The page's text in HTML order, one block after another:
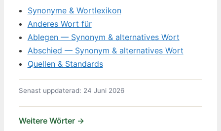
Synonyme & Wortlexikon
Anderes Wort für
Ablegen — Synonym & alternatives Wort
Abschied — Synonym & alternatives Wort
Quellen & Standards
Senast uppdaterad: 24 Juni 2026
Weitere Wörter →